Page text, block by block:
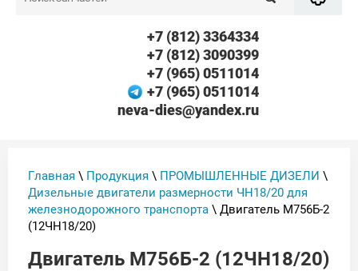
+7 (812) 3364334
+7 (812) 3090399
+7 (965) 0511014
+7 (965) 0511014
neva-dies@yandex.ru
Главная \ Продукция \ ПРОМЫШЛЕННЫЕ ДИЗЕЛИ \
Дизельные двигатели размерности ЧН18/20 для
железнодорожного транспорта \ Двигатель М756Б-2
(12ЧН18/20)
Двигатель М756Б-2 (12ЧН18/20)